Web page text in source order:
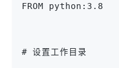
FROM python:3.8
# 设置工作目录